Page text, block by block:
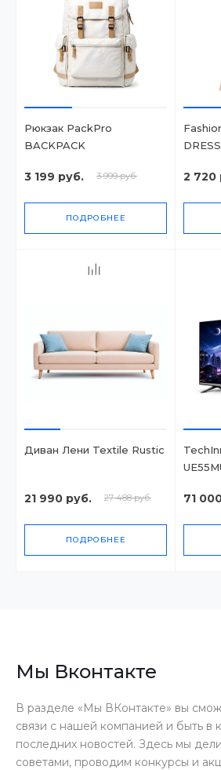
Рюкзак PackPro
BACKPACK
3 199 руб. 3 999 руб.
ПОДРОБНЕЕ
DRESS
2 720
Диван Лени Textile Rustic
21 990 руб. 27 488 руб.
ПОДРОБНЕЕ
71
Мы Вконтакте
В разделе «Мы ВКонтакте» вы
связи с нашей компанией и быть в
последних новостей. Здесь мы
советами, проводим конкурсы и